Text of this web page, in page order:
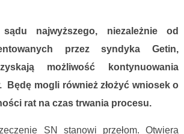
najwyższego, niezależnie od
przez syndyka Getin,
możliwość kontynuowania
Będę mogli również złożyć wniosek o
rat na czas trwania procesu.
SN stanowi przełom. Otwiera